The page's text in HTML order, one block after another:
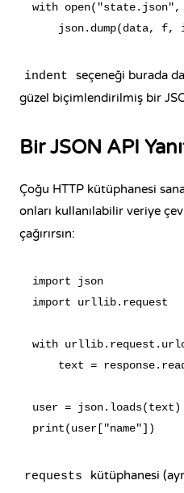
with
indent
seçeneği burada
güzel biçimlendirilmiş bir
Bir JSON API
Çoğu HTTP kütüphanesi
onları kullanılabilir veriye
çağırırsın:
import json
import urllib.request
with
text =
user = json.loads(text)
requests
kütüphanesi